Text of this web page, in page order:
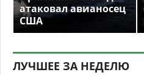
атаковал авианосец
США
ЛУЧШЕЕ ЗА НЕДЕЛЮ